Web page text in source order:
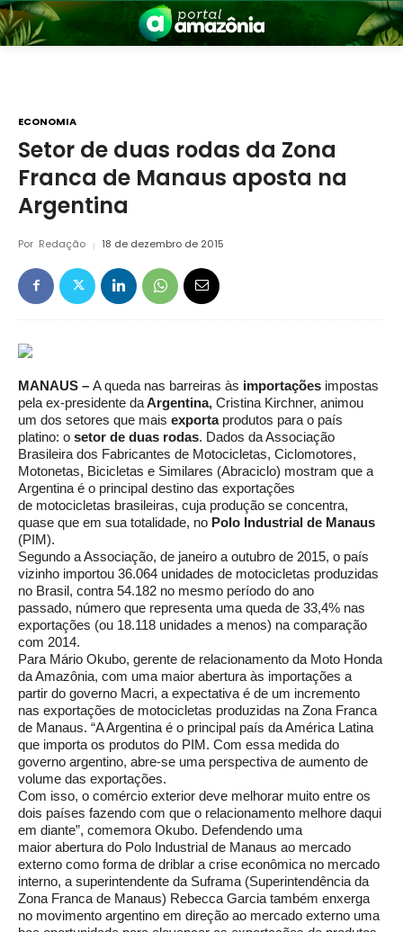
ECONOMIA
Setor de duas rodas da Zona
Franca de Manaus aposta na
Argentina
Por Redação 18 de dezembro de 2015
MANAUS – A queda nas barreiras às importações impostas
pela ex-presidente daArgentina, Cristina Kirchner, animou
um dos setores que mais exportaprodutos para o país
platino: o setor de duas rodas. Dados da Associação
Brasileira dos Fabricantes de Motocicletas, Ciclomotores,
Motonetas, Bicicletas e Similares (Abraciclo) mostram que a
Argentina é o principal destino das exportações
de motocicletas brasileiras, cuja produção se concentra,
quase que em sua totalidade, no Polo Industrial de Manaus
(PIM).
Segundo a Associação, de janeiro a outubro de 2015, o país
vizinho importou 36.064 unidades de motocicletas produzidas
no Brasil, contra 54.182 no mesmo período do ano
passado, número que representa uma queda de 33,4% nas
exportações (ou 18.118 unidades a menos) na comparação
com 2014.
Para Mário Okubo, gerente de relacionamento da Moto Honda
da Amazônia, com uma maior abertura às importações a
partir do governo Macri, a expectativa é de um incremento
nas exportações de motocicletas produzidas na Zona Franca
de Manaus. “A Argentina é o principal país da América Latina
que importa os produtos do PIM. Com essa medida do
governo argentino, abre-se uma perspectiva de aumento de
volume das exportações.
Com isso, o comércio exterior deve melhorar muito entre os
dois países fazendo com que o relacionamento melhore daqui
em diante”, comemora Okubo. Defendendo uma
maior abertura do Polo Industrial de Manaus ao mercado
externo como forma de driblar a crise econômica no mercado
interno, a superintendente da Suframa (Superintendência da
Zona Franca de Manaus) Rebecca Garcia também enxerga
no movimento argentino em direção ao mercado externo uma